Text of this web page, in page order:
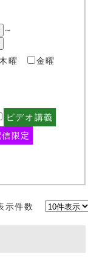
～
曜
金曜
ビデオ講義
限定
示件数